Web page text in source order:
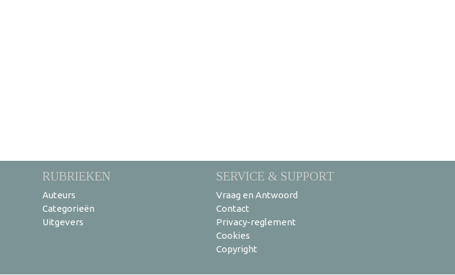
RUBRIEKEN
Auteurs
Categorieën
Uitgevers
SERVICE & SUPPORT
Vraag en Antwoord
Contact
Privacy-reglement
Cookies
Copyright